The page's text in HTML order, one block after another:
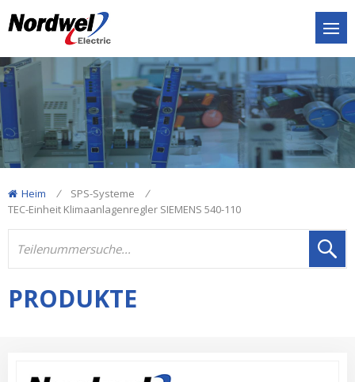
Heim / SPS-Systeme
/
TEC-Einheit Klimaanlagenregler SIEMENS 540-110
PRODUKTE